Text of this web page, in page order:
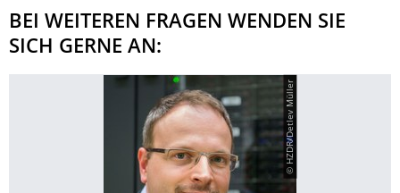
BEI WEITEREN FRAGEN WENDEN SIE
SICH GERNE AN:
© HZDR/Detlev Müller